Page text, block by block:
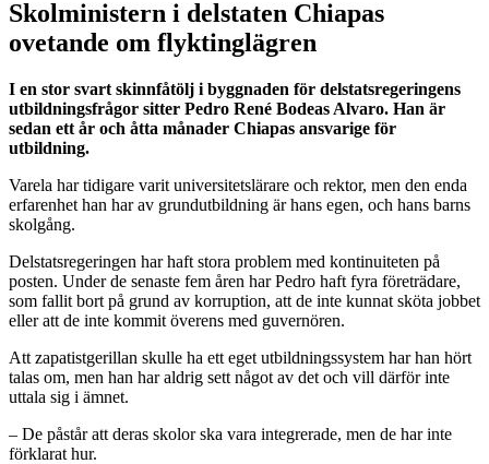
Skolministern i delstaten Chiapas
ovetande om flyktinglägren
I en stor svart skinnfåtölj i byggnaden för delstatsregeringens
utbildningsfrågor sitter Pedro René Bodeas Alvaro. Han är
sedan ett år och åtta månader Chiapas ansvarige för
utbildning.
Varela har tidigare varit universitetslärare och rektor, men den enda
erfarenhet han har av grundutbildning är hans egen, och hans barns
skolgång.
Delstatsregeringen har haft stora problem med kontinuiteten på
posten. Under de senaste fem åren har Pedro haft fyra företrädare,
som fallit bort på grund av korruption, att de inte kunnat sköta jobbet
eller att de inte kommit överens med guvernören.
Att zapatistgerillan skulle ha ett eget utbildningssystem har han hört
talas om, men han har aldrig sett något av det och vill därför inte
uttala sig i ämnet.
– De påstår att deras skolor ska vara integrerade, men de har inte
förklarat hur.